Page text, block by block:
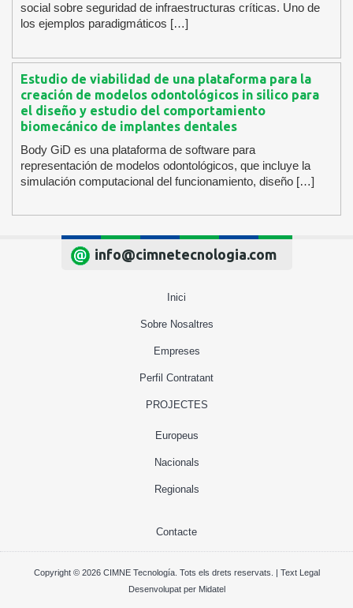
social sobre seguridad de infraestructuras críticas. Uno de
los ejemplos paradigmáticos […]
Estudio de viabilidad de una plataforma para la
creación de modelos odontológicos in silico para
el diseño y estudio del comportamiento
biomecánico de implantes dentales
Body GiD es una plataforma de software para
representación de modelos odontológicos, que incluye la
simulación computacional del funcionamiento, diseño […]
info@cimnetecnologia.com
Inici
Sobre Nosaltres
Empreses
Perfil Contratant
PROJECTES
Europeus
Nacionals
Regionals
Contacte
Copyright © 2026 CIMNE Tecnología. Tots els drets reservats. | Text Legal
Desenvolupat per Midatel